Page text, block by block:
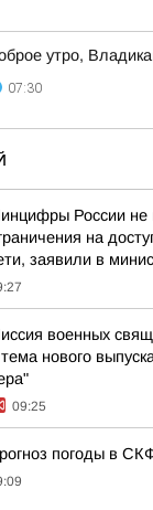
утро,
07:30
России не
на
заявили в
военных
нового
09:25
погоды в